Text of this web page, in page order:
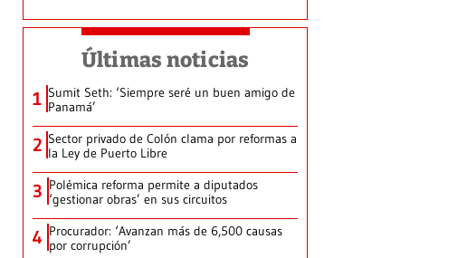
Últimas noticias
1 Sumit Seth: ‘Siempre seré un buen amigo de
Panamá’
2 Sector privado de Colón clama por reformas a
la Ley de Puerto Libre
3 Polémica reforma permite a diputados
‘gestionar obras’ en sus circuitos
4 Procurador: ‘Avanzan más de 6,500 causas
por corrupción’